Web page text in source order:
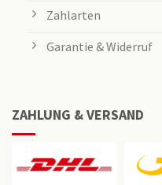
Zahlarten
Garantie & Widerruf
ZAHLUNG & VERSAND